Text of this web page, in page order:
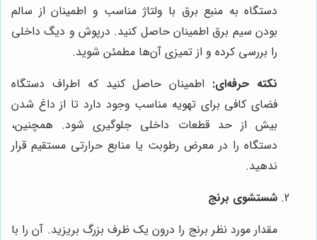
دستگاه به منبع برق با ولتاژ مناسب و اطمینان از سالم
بودن سیم برق اطمینان حاصل کنید. درپوش و دیگ داخلی
را بررسی کرده و از تمیزی آن‌ها مطمئن شوید.
نکته حرفه‌ای: اطمینان حاصل کنید که اطراف دستگاه
فضای کافی برای تهویه مناسب وجود دارد تا از داغ شدن
بیش از حد قطعات داخلی جلوگیری شود. همچنین،
دستگاه را در معرض رطوبت یا منابع حرارتی مستقیم قرار
ندهید.
شستشوی برنج
مقدار مورد نظر برنج را درون یک ظرف بزرگ بریزید. آن را با